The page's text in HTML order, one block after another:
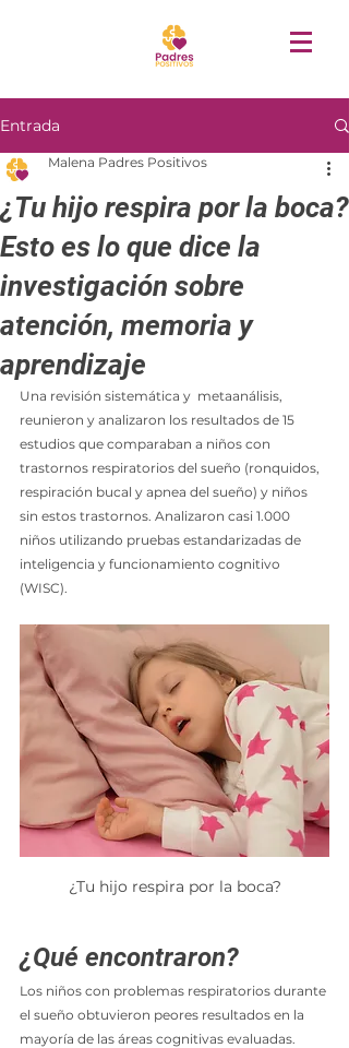
Entrada
¿Tu hijo respira por la boca?
Esto es lo que dice la
investigación sobre
atención, memoria y
aprendizaje
Malena Padres Positivos
Una revisión sistemática y  metaanálisis,
reunieron y analizaron los resultados de 15
estudios que comparaban a niños con
trastornos respiratorios del sueño (ronquidos,
respiración bucal y apnea del sueño) y niños
sin estos trastornos. Analizaron casi 1.000
niños utilizando pruebas estandarizadas de
inteligencia y funcionamiento cognitivo
(WISC).
¿Tu hijo respira por la boca?
¿Qué encontraron?
Los niños con problemas respiratorios durante
el sueño obtuvieron peores resultados en la
mayoría de las áreas cognitivas evaluadas.